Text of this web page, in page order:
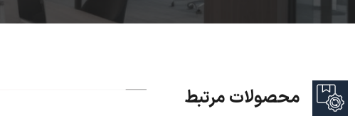
محصولات مرتبط